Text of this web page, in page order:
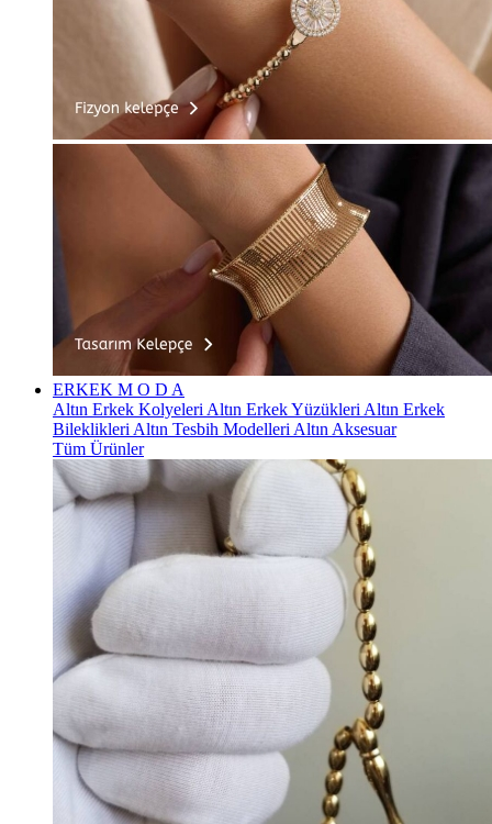
ERKEK M O D A
Altın Erkek Kolyeleri Altın Erkek Yüzükleri Altın Erkek
Bileklikleri Altın Tesbih Modelleri Altın Aksesuar
Tüm Ürünler